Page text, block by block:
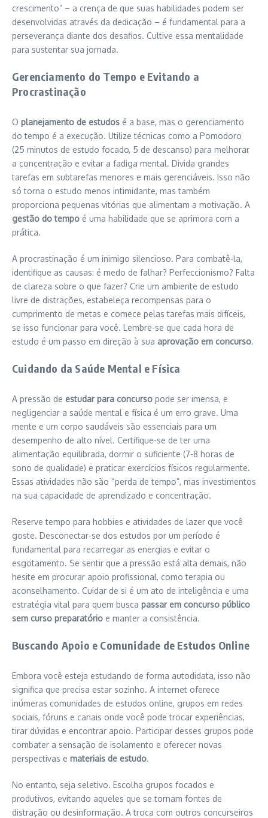
crescimento” – a crença de que suas habilidades podem ser
desenvolvidas através da dedicação – é fundamental para a
perseverança diante dos desafios. Cultive essa mentalidade
para sustentar sua jornada.
Gerenciamento do Tempo e Evitando a
Procrastinação
O planejamento de estudos é a base, mas o gerenciamento
do tempo é a execução. Utilize técnicas como a Pomodoro
(25 minutos de estudo focado, 5 de descanso) para melhorar
a concentração e evitar a fadiga mental. Divida grandes
tarefas em subtarefas menores e mais gerenciáveis. Isso não
só torna o estudo menos intimidante, mas também
proporciona pequenas vitórias que alimentam a motivação. A
gestão do tempo é uma habilidade que se aprimora com a
prática.
A procrastinação é um inimigo silencioso. Para combatê-la,
identifique as causas: é medo de falhar? Perfeccionismo? Falta
de clareza sobre o que fazer? Crie um ambiente de estudo
livre de distrações, estabeleça recompensas para o
cumprimento de metas e comece pelas tarefas mais difíceis,
se isso funcionar para você. Lembre-se que cada hora de
estudo é um passo em direção à sua aprovação em concurso.
Cuidando da Saúde Mental e Física
A pressão de estudar para concurso pode ser imensa, e
negligenciar a saúde mental e física é um erro grave. Uma
mente e um corpo saudáveis são essenciais para um
desempenho de alto nível. Certifique-se de ter uma
alimentação equilibrada, dormir o suficiente (7-8 horas de
sono de qualidade) e praticar exercícios físicos regularmente.
Essas atividades não são “perda de tempo”, mas investimentos
na sua capacidade de aprendizado e concentração.
Reserve tempo para hobbies e atividades de lazer que você
goste. Desconectar-se dos estudos por um período é
fundamental para recarregar as energias e evitar o
esgotamento. Se sentir que a pressão está alta demais, não
hesite em procurar apoio profissional, como terapia ou
aconselhamento. Cuidar de si é um ato de inteligência e uma
estratégia vital para quem busca passar em concurso público
sem curso preparatório e manter a consistência.
Buscando Apoio e Comunidade de Estudos Online
Embora você esteja estudando de forma autodidata, isso não
significa que precisa estar sozinho. A internet oferece
inúmeras comunidades de estudos online, grupos em redes
sociais, fóruns e canais onde você pode trocar experiências,
tirar dúvidas e encontrar apoio. Participar desses grupos pode
combater a sensação de isolamento e oferecer novas
perspectivas e materiais de estudo.
No entanto, seja seletivo. Escolha grupos focados e
produtivos, evitando aqueles que se tornam fontes de
distração ou desinformação. A troca com outros concurseiros